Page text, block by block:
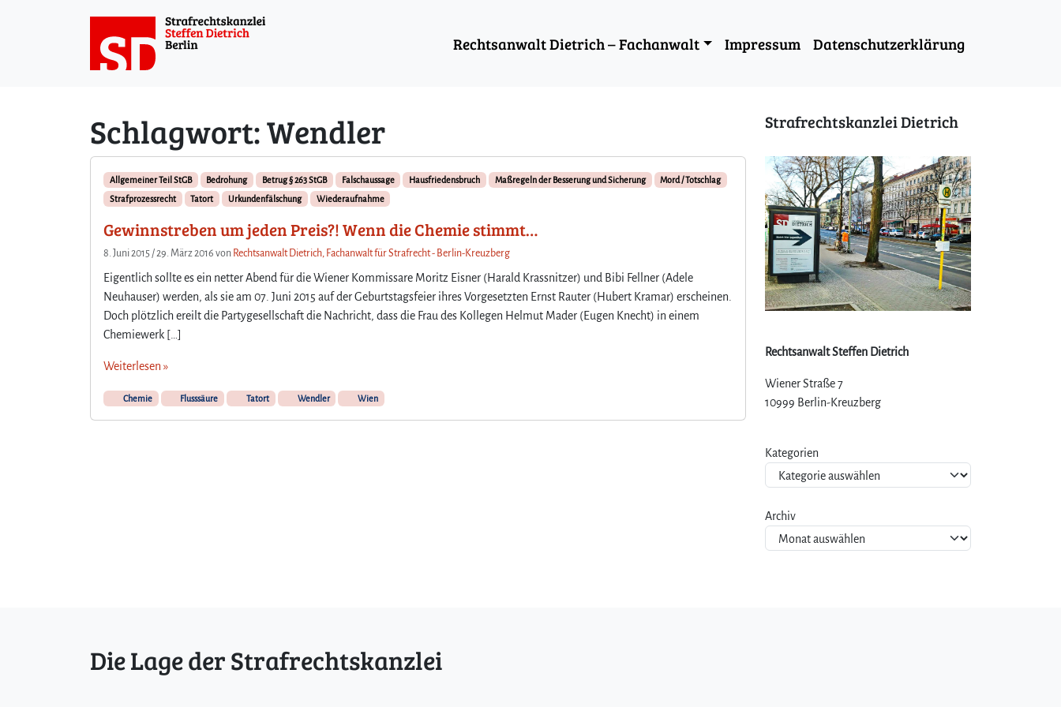
Rechtsanwalt Dietrich – Fachanwalt Impressum Datenschutzerklärung
Schlagwort:Wendler
Allgemeiner Teil StGB Bedrohung Betrug § 263 StGB Falschaussage Hausfriedensbruch Maßregeln der Besserung und Sicherung
Mord / Totschlag
Strafprozessrecht
Tatort Urkundenfälschung Wiederaufnahme
Gewinnstreben um jeden Preis?! Wenn die Chemie stimmt…
8. Juni 2015 /29. März 2016 von Rechtsanwalt Dietrich, Fachanwalt für Strafrecht - Berlin-Kreuzberg
Eigentlich sollte es ein netter Abend für die Wiener Kommissare Moritz Eisner (Harald Krassnitzer) und Bibi Fellner (Adele
Neuhauser) werden, als sie am 07. Juni 2015 auf der Geburtstagsfeier ihres Vorgesetzten Ernst Rauter (Hubert Kramar) erscheinen.
Doch plötzlich ereilt die Partygesellschaft die Nachricht, dass die Frau des Kollegen Helmut Mader (Eugen Knecht) in einem
Chemiewerk […]
Weiterlesen »
Chemie Flusssäure Tatort Wendler Wien
Strafrechtskanzlei Dietrich
Rechtsanwalt Steffen Dietrich
Wiener Straße 7
10999 Berlin-Kreuzberg
Kategorien
Archiv
Die Lage der Strafrechtskanzlei